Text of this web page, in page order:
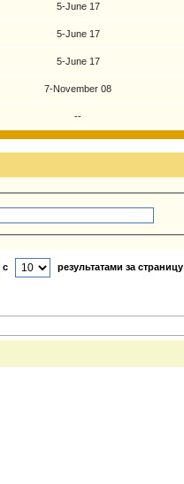
5-June 17
5-June 17
5-June 17
7-November 08
--
с результатами за страницу